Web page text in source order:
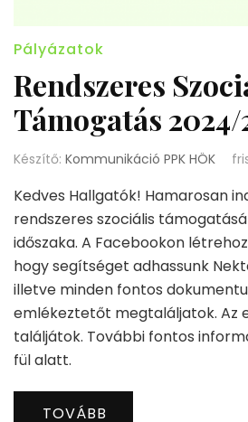
Pályázatok
Rendszeres
Támogatás 2024/
Készítő: Kommunikáció PPK HÖK
Kedves Hallgatók! Hamarosan
rendszeres szociális
időszaka. A Facebookon
hogy segítséget adhassunk
illetve minden fontos
emlékeztetőt megtaláljatok. Az
találjátok. További fontos
fül alatt.
TOVÁBB